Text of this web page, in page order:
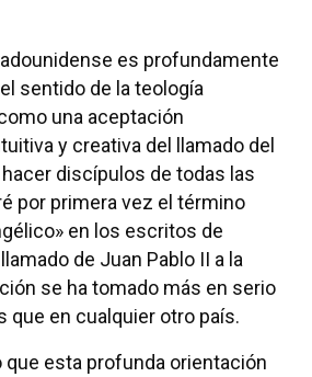
es profundamente
sentido de la teología
una aceptación
y creativa del llamado del
hacer discípulos de todas las
por primera vez el término
en los escritos de
de Juan Pablo II a la
se ha tomado más en serio
que en cualquier otro país.
que esta profunda orientación